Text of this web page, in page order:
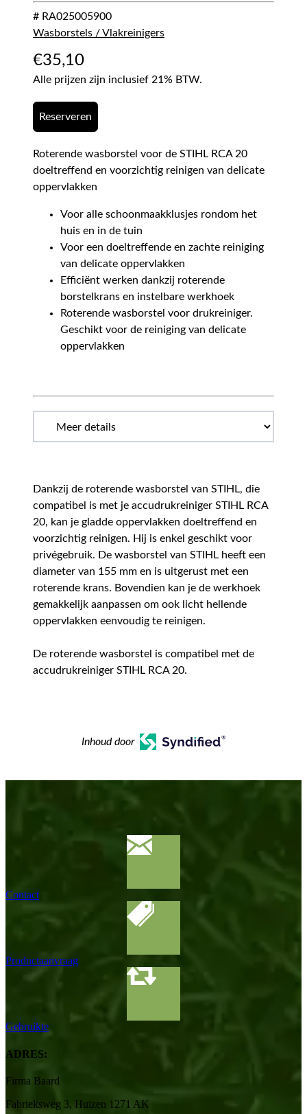
# RA025005900
Wasborstels / Vlakreinigers
€35,10
Alle prijzen zijn inclusief 21% BTW.
Reserveren
Roterende wasborstel voor de STIHL RCA 20
doeltreffend en voorzichtig reinigen van delicate
oppervlakken
Voor alle schoonmaakklusjes rondom het
huis en in de tuin
Voor een doeltreffende en zachte reiniging
van delicate oppervlakken
Efficiënt werken dankzij roterende
borstelkrans en instelbare werkhoek
Roterende wasborstel voor drukreiniger.
Geschikt voor de reiniging van delicate
oppervlakken
Dankzij de roterende wasborstel van STIHL, die
compatibel is met je accudrukreiniger STIHL RCA
20, kan je gladde oppervlakken doeltreffend en
voorzichtig reinigen. Hij is enkel geschikt voor
privégebruik. De wasborstel van STIHL heeft een
diameter van 155 mm en is uitgerust met een
roterende krans. Bovendien kan je de werkhoek
gemakkelijk aanpassen om ook licht hellende
oppervlakken eenvoudig te reinigen.
De roterende wasborstel is compatibel met de
accudrukreiniger STIHL RCA 20.
Inhoud door
Contact
Productaanvraag
Gebruikte
ADRES:
Firma Baard
Fabrieksweg 3, Huizen 1271 AK